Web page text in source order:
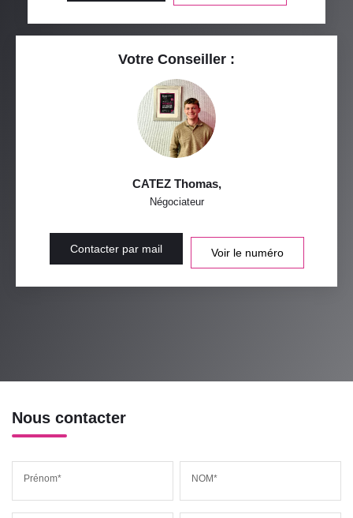
Votre Conseiller :
CATEZ Thomas,
Négociateur
Contacter par mail Voir le numéro
Nous contacter
Prénom* NOM*